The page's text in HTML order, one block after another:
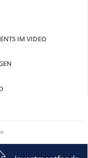
IM VIDEO